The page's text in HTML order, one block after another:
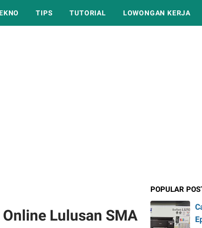
TIPS TUTORIAL LOWONGAN KERJA
Lulusan SMA
POPULAR